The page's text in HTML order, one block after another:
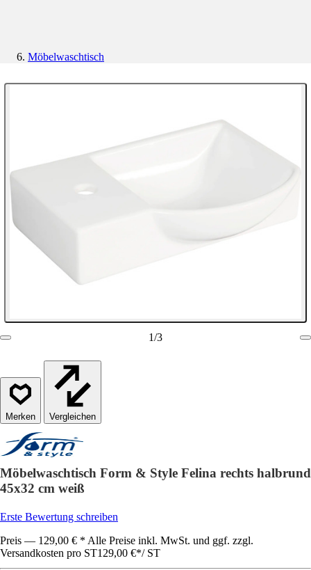
Möbelwaschtisch
1/3
Vergleichen
Möbelwaschtisch Form & Style Felina rechts halbrund
45x32 cm weiß
Erste Bewertung schreiben
Preis — 129,00 € * Alle Preise inkl. MwSt. und ggf. zzgl.
Versandkosten pro ST129,00 €*/ ST